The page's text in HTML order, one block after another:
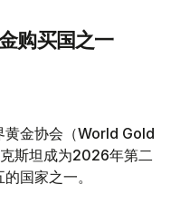
购买国之一
黄金协会（World Gold
斯坦成为2026年第二
国家之一。